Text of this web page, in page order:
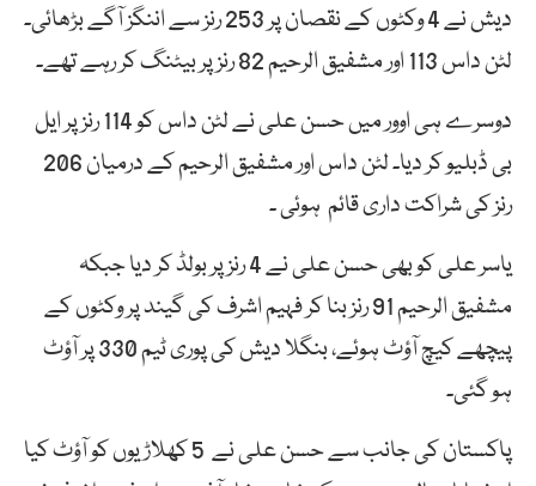
دیش نے 4 وکٹوں کے نقصان پر 253 رنز سے اننگز آگے بڑھائی۔
لٹن داس 113 اور مشفیق الرحیم 82 رنز پر بیٹنگ کر رہے تھے۔
دوسرے ہی اوور میں حسن علی نے لٹن داس کو 114 رنز پر ایل
بی ڈبلیو کر دیا۔ لٹن داس اور مشفیق الرحیم کے درمیان 206
رنز کی شراکت داری قائم ہوئی ۔
یاسر علی کو بھی حسن علی نے 4 رنز پر بولڈ کر دیا جبکہ
مشفیق الرحیم 91 رنز بنا کر فہیم اشرف کی گیند پر وکٹوں کے
پیچھے کیچ آؤٹ ہوئے، بنگلا دیش کی پوری ٹیم 330 پر آؤٹ
ہو گئی۔
پاکستان کی جانب سے حسن علی نے 5 کھلاڑیوں کو آؤٹ کیا